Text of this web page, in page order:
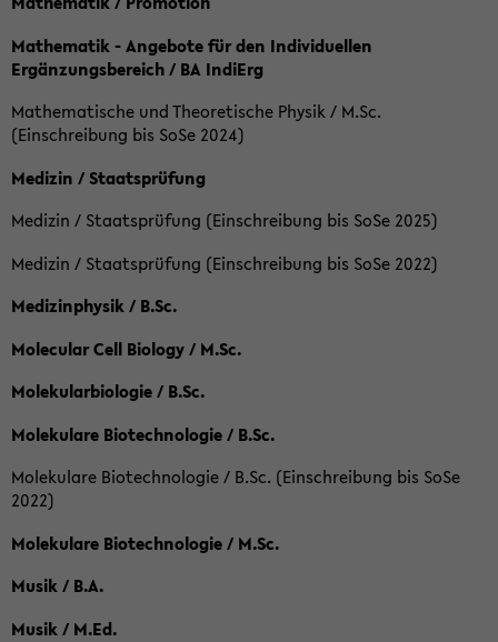
Mathematik - Angebote für den Individuellen
Ergänzungsbereich / BA IndiErg
Mathematische und Theoretische Physik / M.Sc.
(Einschreibung bis SoSe 2024)
Medizin / Staatsprüfung
Medizin / Staatsprüfung (Einschreibung bis SoSe 2025)
Medizin / Staatsprüfung (Einschreibung bis SoSe 2022)
Medizinphysik / B.Sc.
Molecular Cell Biology / M.Sc.
Molekularbiologie / B.Sc.
Molekulare Biotechnologie / B.Sc.
Molekulare Biotechnologie / B.Sc. (Einschreibung bis SoSe
2022)
Molekulare Biotechnologie / M.Sc.
Musik / B.A.
Musik / M.Ed.